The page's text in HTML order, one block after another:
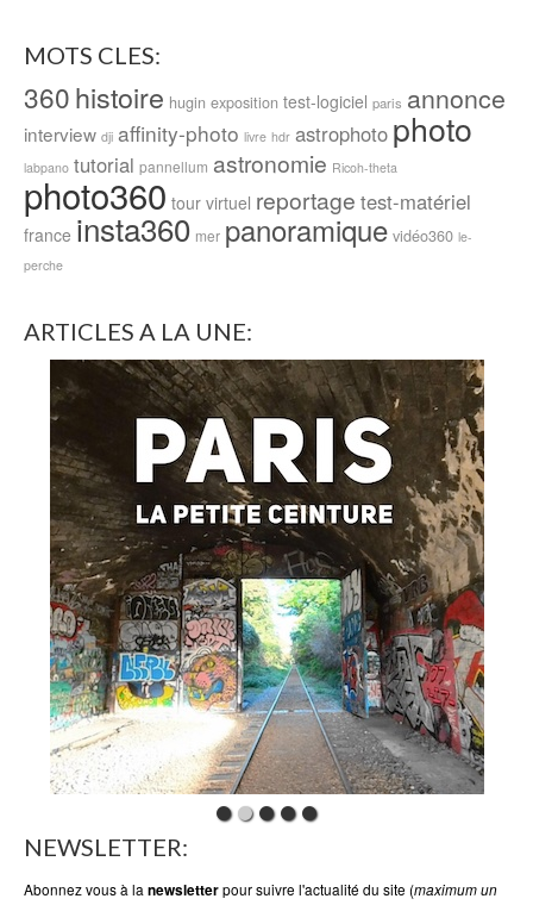
MOTS CLES:
360histoire hugin exposition test-logiciel paris annonce
interview dji affinity-photo livre hdr astrophoto photo
labpano tutorial pannellum astronomie Ricoh-theta
photo360 tour virtuel reportage test-matériel
france insta360 mer panoramique vidéo360 le-
perche
ARTICLES A LA UNE:
NEWSLETTER:
Abonnez vous à la newsletterpour suivre l'actualité du site (maximum un